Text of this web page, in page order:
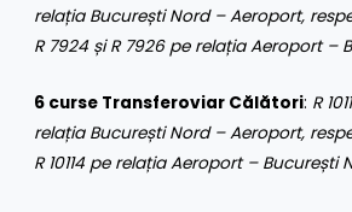
relația București Nord – Aeroport,
R 7924 și R 7926 pe relația Aeroport –
6 curse Transferoviar Călători: R
relația București Nord – Aeroport,
R 10114 pe relația Aeroport – București